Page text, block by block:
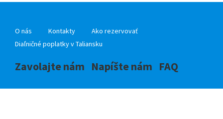
O nás Kontakty
Ako rezervovať
Diaľničné poplatky v Taliansku
Zavolajte nám Napíšte nám FAQ